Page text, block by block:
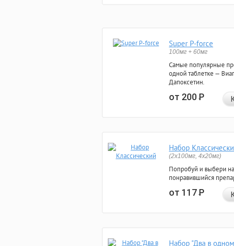
Super P-force
100мг + 60мг
Самые популярные
одной таблетке —
Дапоксетин.
от 200Р
Набор
(2x100мг, 4x20мг)
Попробуй и выбери
понравившийся
от 117Р
Набор "Два в